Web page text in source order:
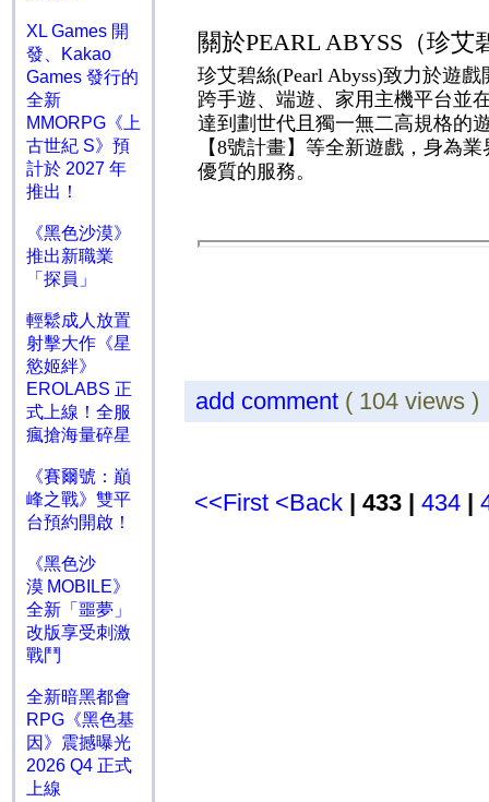
XL Games 開
發、Kakao
Games 發行的
全新
MMORPG《上
古世紀 S》預
計於 2027 年
推出！
《黑色沙漠》
推出新職業
「探員」
輕鬆成人放置
射擊大作《星
慾姬絆》
EROLABS 正
式上線！全服
瘋搶海量碎星
《賽爾號：巔
峰之戰》雙平
台預約開啟！
《黑色沙
漠 MOBILE》
全新「噩夢」
改版享受刺激
戰鬥
全新暗黑都會
RPG《黑色基
因》震撼曝光
2026 Q4 正式
上線
關於PEARL ABYSS （珍
珍艾碧絲(Pearl Abyss)致力於遊戲
跨手遊、端遊、家用主機平台並
達到劃世代且獨一無二高規格的
【8號計畫】等全新遊戲，身為
優質的服務。
add comment ( 104
<<First <Back | 433 | 434|